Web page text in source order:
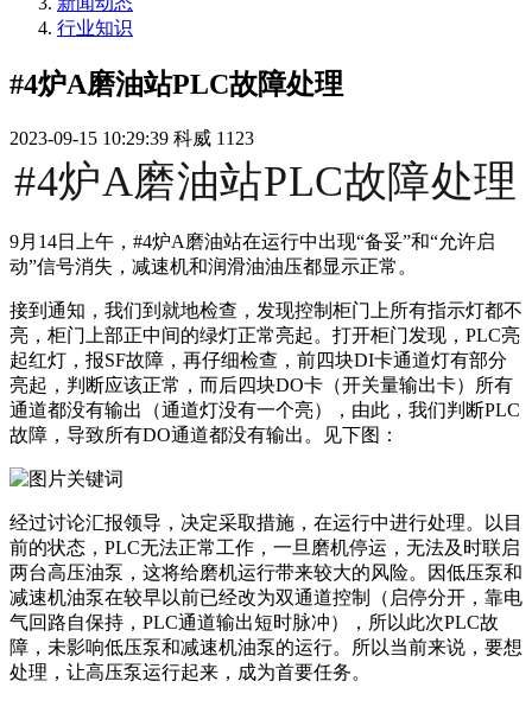
行业知识
#4炉A磨油站PLC故障处理
2023-09-15 10:29:39 科威 1123
#4炉A磨油站PLC故障处理
9月14日上午，#4炉A磨油站在运行中出现“备妥”和“允许启
动”信号消失，减速机和润滑油油压都显示正常。
接到通知，我们到就地检查，发现控制柜门上所有指示灯都不
亮，柜门上部正中间的绿灯正常亮起。打开柜门发现，PLC亮
起红灯，报SF故障，再仔细检查，前四块DI卡通道灯有部分
亮起，判断应该正常，而后四块DO卡（开关量输出卡）所有
通道都没有输出（通道灯没有一个亮），由此，我们判断PLC
故障，导致所有DO通道都没有输出。见下图：
经过讨论汇报领导，决定采取措施，在运行中进行处理。以目
前的状态，PLC无法正常工作，一旦磨机停运，无法及时联启
两台高压油泵，这将给磨机运行带来较大的风险。因低压泵和
减速机油泵在较早以前已经改为双通道控制（启停分开，靠电
气回路自保持，PLC通道输出短时脉冲），所以此次PLC故
障，未影响低压泵和减速机油泵的运行。所以当前来说，要想
处理，让高压泵运行起来，成为首要任务。